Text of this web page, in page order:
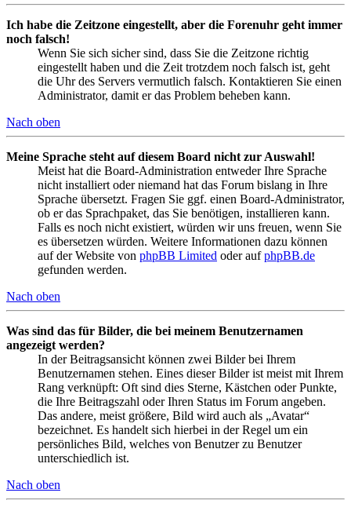
Ich habe die Zeitzone eingestellt, aber die Forenuhr geht immer
noch falsch!
Wenn Sie sich sicher sind, dass Sie die Zeitzone richtig
eingestellt haben und die Zeit trotzdem noch falsch ist, geht
die Uhr des Servers vermutlich falsch. Kontaktieren Sie einen
Administrator, damit er das Problem beheben kann.
Nach oben
Meine Sprache steht auf diesem Board nicht zur Auswahl!
Meist hat die Board-Administration entweder Ihre Sprache
nicht installiert oder niemand hat das Forum bislang in Ihre
Sprache übersetzt. Fragen Sie ggf. einen Board-Administrator,
ob er das Sprachpaket, das Sie benötigen, installieren kann.
Falls es noch nicht existiert, würden wir uns freuen, wenn Sie
es übersetzen würden. Weitere Informationen dazu können
auf der Website von phpBB Limited oder aufphpBB.de
gefunden werden.
Nach oben
Was sind das für Bilder, die bei meinem Benutzernamen
angezeigt werden?
In der Beitragsansicht können zwei Bilder bei Ihrem
Benutzernamen stehen. Eines dieser Bilder ist meist mit Ihrem
Rang verknüpft: Oft sind dies Sterne, Kästchen oder Punkte,
die Ihre Beitragszahl oder Ihren Status im Forum angeben.
Das andere, meist größere, Bild wird auch als „Avatar“
bezeichnet. Es handelt sich hierbei in der Regel um ein
persönliches Bild, welches von Benutzer zu Benutzer
unterschiedlich ist.
Nach oben